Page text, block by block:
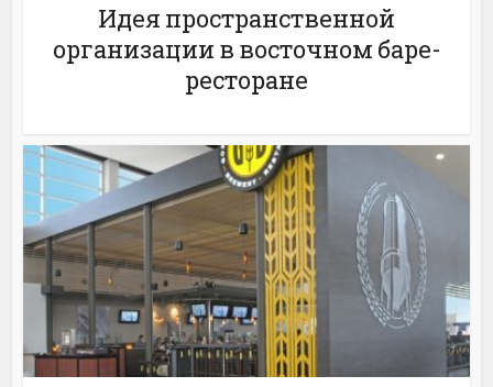
Идея пространственной
организации в восточном баре-
ресторане